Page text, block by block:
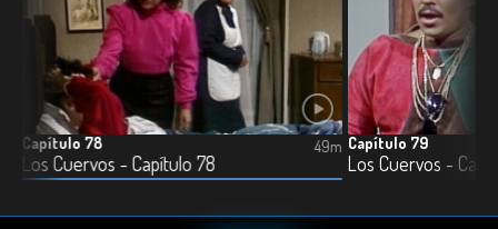
Capítulo 78
Los Cuervos - Capítulo 78
49m Capítulo 79
Los Cuervos -